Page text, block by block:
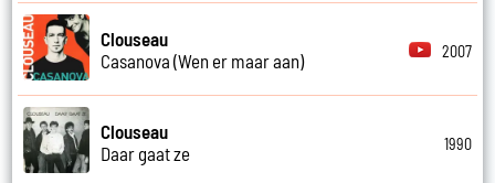
Clouseau
Casanova (Wen er maar aan)
2007
Clouseau
Daar gaat ze
1990